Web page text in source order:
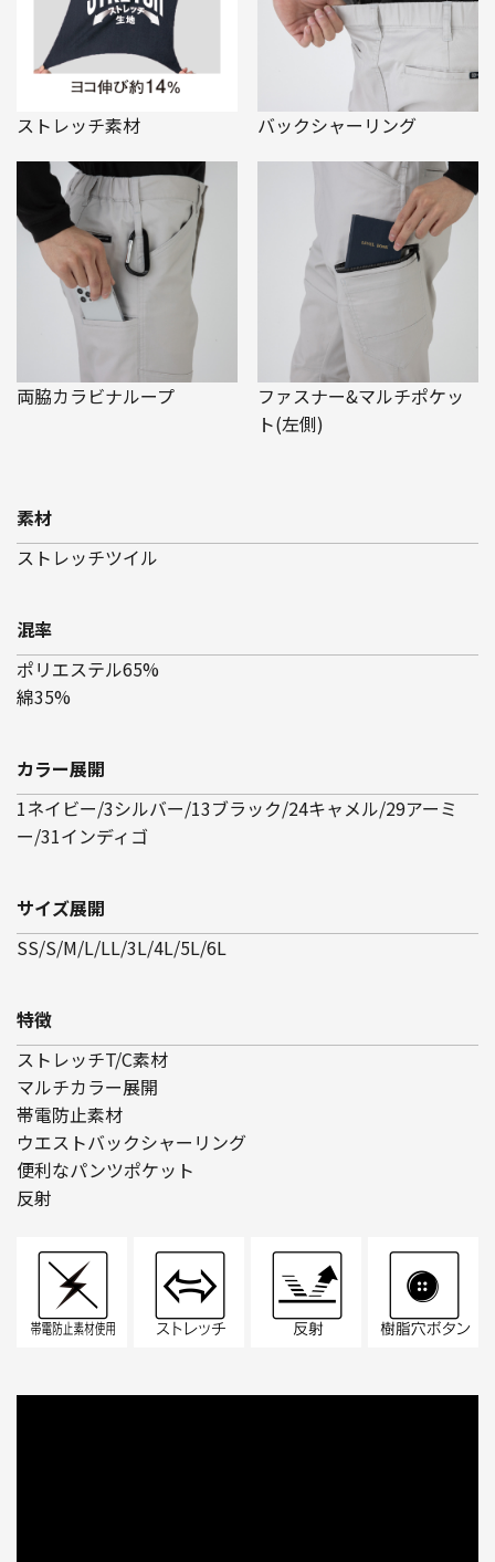
ストレッチ素材 バックシャーリング
両脇カラビナループ
ファスナー&マルチポケッ
ト(左側)
素材
ストレッチツイル
混率
ポリエステル65%
綿35%
カラー展開
1ネイビー/3シルバー/13ブラック/24キャメル/29アーミ
ー/31インディゴ
サイズ展開
SS/S/M/L/LL/3L/4L/5L/6L
特徴
ストレッチT/C素材
マルチカラー展開
帯電防止素材
ウエストバックシャーリング
便利なパンツポケット
反射